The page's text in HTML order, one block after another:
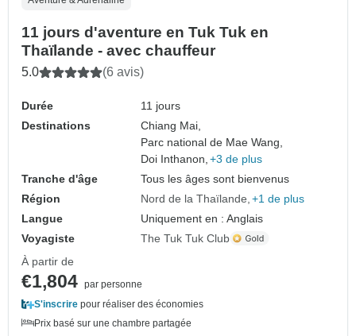
11 jours d'aventure en Tuk Tuk en
Thaïlande - avec chauffeur
5.0 (6 avis)
Durée
11 jours
Destinations
Chiang Mai,
Parc national de Mae Wang,
Doi Inthanon, +3 de plus
Tranche d'âge
Tous les âges sont bienvenus
Région
Nord de la Thaïlande +1 de plus
Langue
Uniquement en : Anglais
Voyagiste
The Tuk Tuk Club
À partir de
€1,804 par personne
S'inscrire pour réaliser des économies
Prix basé sur une chambre partagée